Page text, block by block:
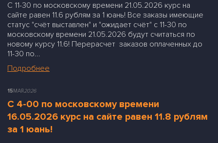
С 11-30 по московскому времени 21.05.2026 курс на
сайте равен 11.6 рублям за 1 юань! Все заказы имеющие
статус "счёт выставлен" и "ожидает счёт" с 11-30 по
московскому времени 21.05.2026 будут считаться по
новому курсу 11.6! Перерасчет заказов оплаченных до
11-30 по...
Подробнее
15МАЯ2026
С 4-00 по московскому времени
16.05.2026 курс на сайте равен 11.8 рублям
за 1 юань!